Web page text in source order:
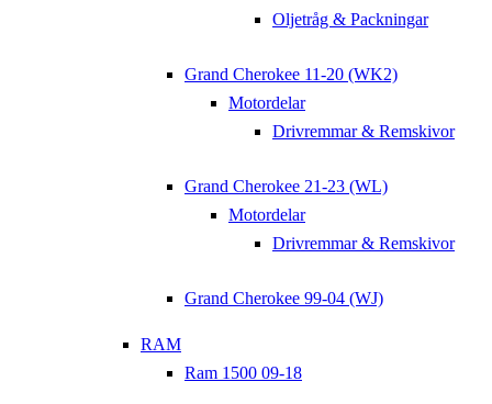
Oljetråg & Packningar
Grand Cherokee 11-20 (WK2)
Motordelar
Drivremmar & Remskivor
Grand Cherokee 21-23 (WL)
Motordelar
Drivremmar & Remskivor
Grand Cherokee 99-04 (WJ)
RAM
Ram 1500 09-18